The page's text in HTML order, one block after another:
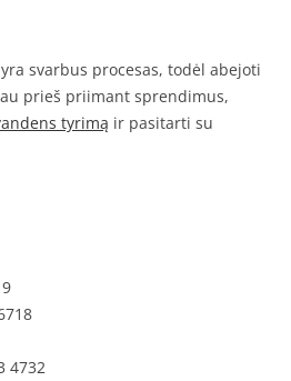
svarbus procesas, todėl abejoti
prieš priimant sprendimus,
tyrimą ir pasitarti su
4732